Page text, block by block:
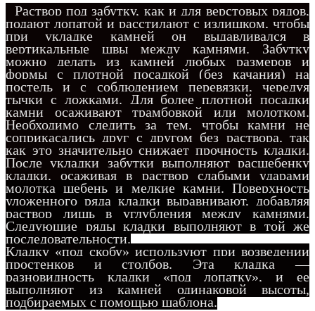
Раствор под забутку, как и для верстовых рядов,
подают лопатой и расстилают с излишком, чтобы
при укладке камней он выдавливался в
вертикальные швы между камнями. Забутку
можно делать из камней любых размеров и
формы с плотной посадкой (без качания) на
постель и с соблюдением перевязки, чередуя
тычки с ложками. Для более плотной посадки
камни осаживают трамбовкой или молотком.
Необходимо следить за тем, чтобы камни не
соприкасались друг с другом без раствора, так
как это значительно снижает прочность кладки.
После укладки забутки выполняют расщебенку
кладки, осаживая в раствор слабыми ударами
молотка щебень и мелкие камни. Поверхность
уложенного ряда кладки выравнивают, добавляя
раствор лишь в углубления между камнями.
Следующие ряды кладки выполняют в той же
последовательности.
Кладку «под скобу» используют при возведении
простенков и столбов. Эта кладка —
разновидность кладки «под лопатку», и ее
выполняют из камней одинаковой высоты,
подбираемых с помощью шаблона.